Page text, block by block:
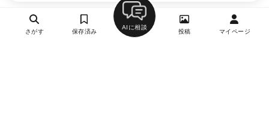
さがす 保存済み
AIに相談
投稿 マイページ